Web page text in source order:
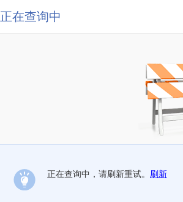
正在查询中
正在查询中，请刷新重试。 刷新